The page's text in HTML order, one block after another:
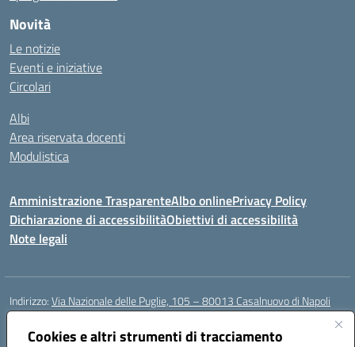
Cookies e altri strumenti di tracciamento
Novità
Le notizie
Eventi e iniziative
Circolari
Albi
Area riservata docenti
Modulistica
Amministrazione TrasparenteAlbo onlinePrivacy Policy
Dichiarazione di accessibilitàObiettivi di accessibilità
Note legali
Indirizzo:Via Nazionale delle Puglie, 105 – 80013 Casalnuovo di Napoli
Centralino:
Email:naee32300a@istruzione.it